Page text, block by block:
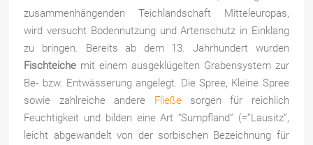
zusammenhängenden Teichlandschaft Mitteleuropas,
wird versucht Bodennutzung und Artenschutz in Einklang
zu bringen. Bereits ab dem 13. Jahrhundert wurden
Fischteiche mit einem ausgeklügelten Grabensystem zur
Be- bzw. Entwässerung angelegt. Die Spree, Kleine Spree
sowie zahlreiche andere Fließesorgen für reichlich
Feuchtigkeit und bilden eine Art “Sumpfland” (=”Lausitz”,
leicht abgewandelt von der sorbischen Bezeichnung für